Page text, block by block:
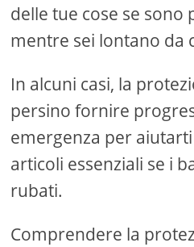
delle tue cose se sono
mentre sei lontano da
In alcuni casi, la
persino fornire
emergenza per
articoli essenziali se i
rubati.
Comprendere la